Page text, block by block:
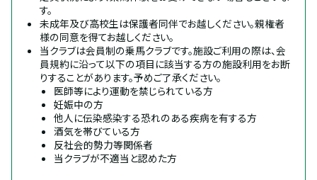
す。
未成年及び高校生は保護者同伴でお越しください。親権者
様の同意を得てお越しください。
当クラブは会員制の乗馬クラブです。施設ご利用の際は、会
員規約に沿って以下の項目に該当する方の施設利用をお断
りすることがあります。予めご了承ください。
医師等により運動を禁じられている方
妊娠中の方
他人に伝染感染する恐れのある疾病を有する方
酒気を帯びている方
反社会的勢力等関係者
当クラブが不適当と認めた方